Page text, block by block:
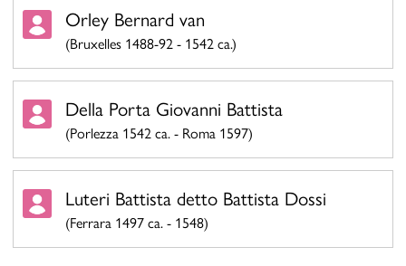
Orley Bernard van
(Bruxelles 1488-92 - 1542 ca.)
Della Porta Giovanni Battista
(Porlezza 1542 ca. - Roma 1597)
Luteri Battista detto Battista Dossi
(Ferrara 1497 ca. - 1548)